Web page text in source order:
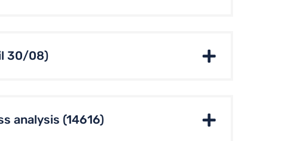
30/08)
analysis (14616)